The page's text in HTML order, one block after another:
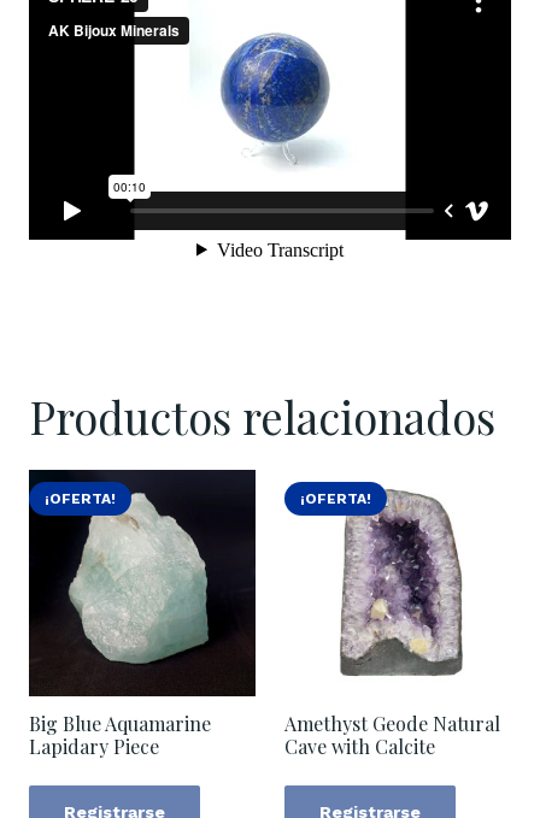
Productos relacionados
¡OFERTA!
Big Blue Aquamarine
Lapidary Piece
Registrarse
¡OFERTA!
Amethyst Geode Natural
Cave with Calcite
Registrarse